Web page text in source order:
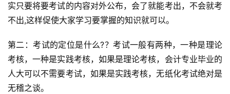
实只要将要考试的内容对外公布，会了就能考出，不会就考
不出,这样促使大家学习要掌握的知识就可以。
第二：考试的定位是什么?？考试一般有两种，一种是理论
考核，一种是实践考核，如果是理论考核，会计专业毕业的
人大可以不需要考试，如果是实践考核，无纸化考试绝对是
无稽之谈。